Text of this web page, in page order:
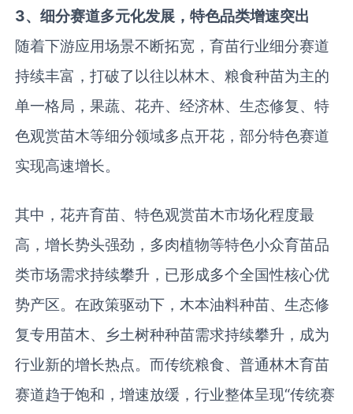
3、细分赛道多元化发展，特色品类增速突出
随着下游应用场景不断拓宽，育苗行业细分赛道
持续丰富，打破了以往以林木、粮食种苗为主的
单一格局，果蔬、花卉、经济林、生态修复、特
色观赏苗木等细分领域多点开花，部分特色赛道
实现高速增长。
其中，花卉育苗、特色观赏苗木市场化程度最
高，增长势头强劲，多肉植物等特色小众育苗品
类市场需求持续攀升，已形成多个全国性核心优
势产区。在政策驱动下，木本油料种苗、生态修
复专用苗木、乡土树种种苗需求持续攀升，成为
行业新的增长热点。而传统粮食、普通林木育苗
赛道趋于饱和，增速放缓，行业整体呈现“传统赛